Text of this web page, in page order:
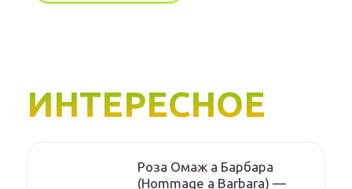
ИНТЕРЕСНОЕ
Роза Омаж а Барбара
(Hommage a Barbara) —